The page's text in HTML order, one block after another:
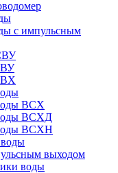
с импульсным
ВСХ
ВСХД
ВСХН
выходом
воды